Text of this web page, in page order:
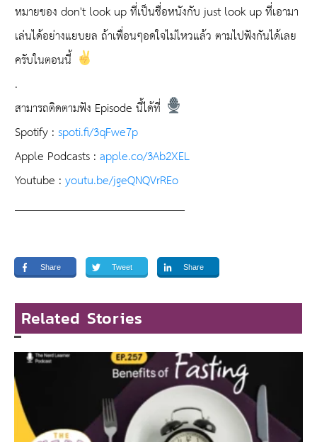
หมายของ don't look up ที่เป็นชื่อหนังกับ just look up ที่เอามา
เล่นได้อย่างแยบยล ถ้าเพื่อนๆอดใจไม่ไหวแล้ว ตามไปฟังกันได้เลย
ครับในตอนนี้
.
สามารถติดตามฟัง Episode นี้ได้ที่
Spotify :spoti.fi/3qFwe7p
Apple Podcasts :apple.co/3Ab2XEL
Youtube :youtu.be/jgeQNQVrREo
______________________________
Share Tweet Share
Related Stories